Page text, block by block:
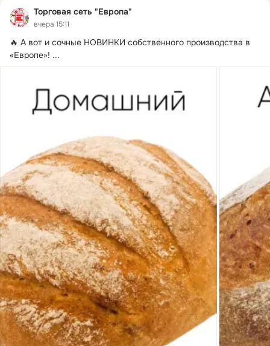
Торговая сеть "Европа"
вчера 15:11
🔥 А вот и сочные НОВИНКИ собственного производства в
«Европе»! ...